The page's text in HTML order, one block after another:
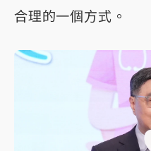
合理的一個方式。